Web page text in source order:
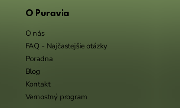
O Puravia
O nás
FAQ - Najčastejšie otázky
Poradna
Blog
Kontakt
Vernostný program